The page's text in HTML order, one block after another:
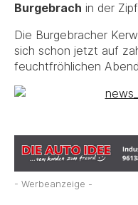
Burgebrach in der
Die Burgebracher
sich schon jetzt auf
feuchtfröhlichen
- Werbeanzeige -